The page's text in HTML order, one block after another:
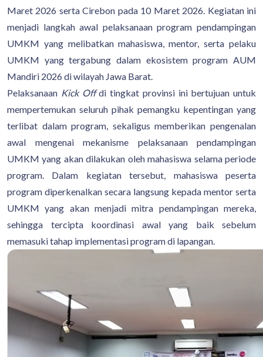
Maret 2026 serta Cirebon pada 10 Maret 2026. Kegiatan ini
menjadi langkah awal pelaksanaan program pendampingan
UMKM yang melibatkan mahasiswa, mentor, serta pelaku
UMKM yang tergabung dalam ekosistem program AUM
Mandiri 2026 di wilayah Jawa Barat.
Pelaksanaan Kick Offdi tingkat provinsi ini bertujuan untuk
mempertemukan seluruh pihak pemangku kepentingan yang
terlibat dalam program, sekaligus memberikan pengenalan
awal mengenai mekanisme pelaksanaan pendampingan
UMKM yang akan dilakukan oleh mahasiswa selama periode
program. Dalam kegiatan tersebut, mahasiswa peserta
program diperkenalkan secara langsung kepada mentor serta
UMKM yang akan menjadi mitra pendampingan mereka,
sehingga tercipta koordinasi awal yang baik sebelum
memasuki tahap implementasi program di lapangan.